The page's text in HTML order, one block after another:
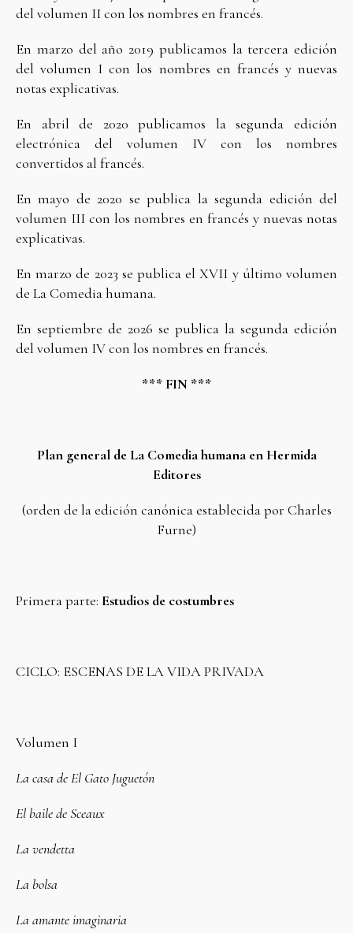
del volumen II con los nombres en francés.
En marzo del año 2019 publicamos la tercera edición
del volumen I con los nombres en francés y nuevas
notas explicativas.
En abril de 2020 publicamos la segunda edición
electrónica del volumen IV con los nombres
convertidos al francés.
En mayo de 2020 se publica la segunda edición del
volumen III con los nombres en francés y nuevas notas
explicativas.
En marzo de 2023 se publica el XVII y último volumen
de La Comedia humana.
En septiembre de 2026 se publica la segunda edición
del volumen IV con los nombres en francés.
*** FIN ***
Plan general de La Comedia humana en Hermida
Editores
(orden de la edición canónica establecida por Charles
Furne)
Primera parte: Estudios de costumbres
CICLO: ESCENAS DE LA VIDA PRIVADA
Volumen I
La casa de El Gato Juguetón
El baile de Sceaux
La vendetta
La bolsa
La amante imaginaria